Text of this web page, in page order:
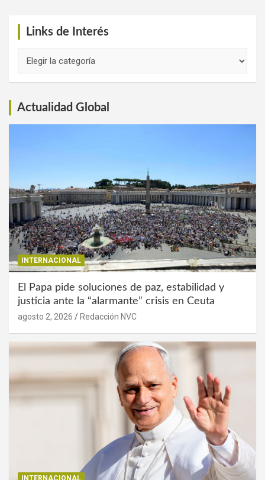
Links de Interés
Actualidad Global
INTERNACIONAL
El Papa pide soluciones de paz, estabilidad y
justicia ante la “alarmante” crisis en Ceuta
agosto 2, 2026 Redacción NVC